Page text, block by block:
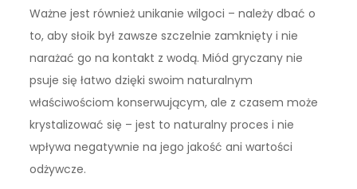
Ważne jest również unikanie wilgoci – należy dbać o
to, aby słoik był zawsze szczelnie zamknięty i nie
narażać go na kontakt z wodą. Miód gryczany nie
psuje się łatwo dzięki swoim naturalnym
właściwościom konserwującym, ale z czasem może
krystalizować się – jest to naturalny proces i nie
wpływa negatywnie na jego jakość ani wartości
odżywcze.